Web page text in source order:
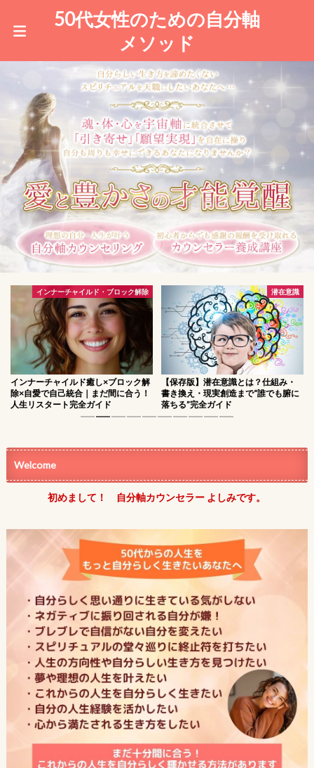
50代女性のための自分軸
メソッド
潜在意識
【保存版】潜在意識とは？仕組み・
書き換え・現実創造まで“誰でも腑に
落ちる”完全ガイド
引き寄せの法則
幸せを引き寄せる本当の法則｜潜在
意識と感情のズレを整える方法
Welcome
初めまして！ 自分軸カウンセラー よしみです。